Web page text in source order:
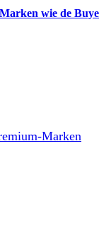
wie de
Marken